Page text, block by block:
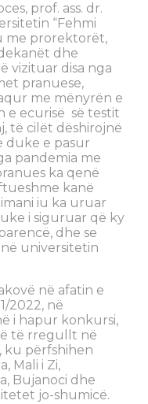
prof. ass. dr.
“Fehmi
me prorektorët,
dhe
vizituar disa nga
pranuese,
me mënyrën e
e ecurisë së testit
të cilët dëshirojnë
duke e pasur
pandemia me
ka qenë
kanë
iu ka uruar
i siguruar që ky
dhe se
universitetin
në afatin e
2022, në
i hapur konkursi,
të rregullt në
ku përfshihen
Mali i Zi,
Bujanoci dhe
jo-shumicë.